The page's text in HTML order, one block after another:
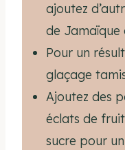
ajoutez
de Jamaïque
Pour un
glaçage
Ajoutez des
éclats de
sucre pour